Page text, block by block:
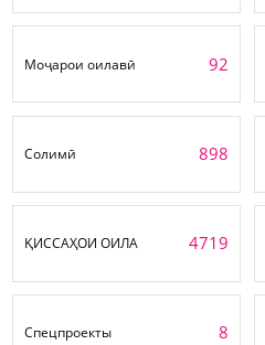
Моҷарои оилавӣ 92
Солимӣ 898
ҚИССАҲОИ ОИЛА 4719
Спецпроекты 8